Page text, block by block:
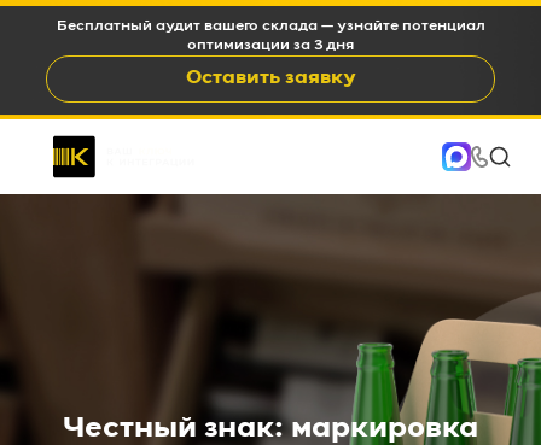
WMS c окупаемостью 6-12 месяцев и снижением OPEX на
15-35%
Оставить заявку
Честный знак: маркировка